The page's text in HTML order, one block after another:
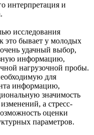
интерпретация и
исследования
это бывает у молодых
удачный выбор,
информацию,
нагрузочной пробы.
для
информацию,
значимость
а стресс-
оценки
параметров.